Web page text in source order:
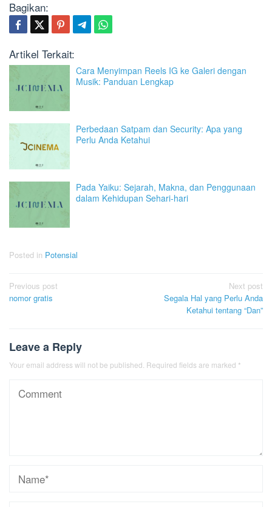
Bagikan:
Artikel Terkait:
Cara Menyimpan Reels IG ke Galeri dengan
Musik: Panduan Lengkap
Perbedaan Satpam dan Security: Apa yang
Perlu Anda Ketahui
Pada Yaiku: Sejarah, Makna, dan Penggunaan
dalam Kehidupan Sehari-hari
Posted in Potensial
Post
navigation
Previous post
nomor gratis
Next post
Segala Hal yang Perlu Anda
Ketahui tentang “Dan”
Leave a Reply
Your email address will not be published. Required fields are marked *